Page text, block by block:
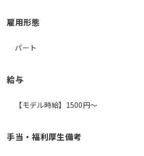
雇用形態
パート
給与
【モデル時給】1500円〜
手当・福利厚生備考